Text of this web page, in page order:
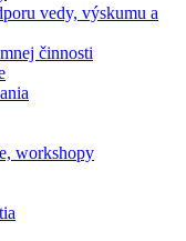
vedy, výskumu a
činnosti
workshopy